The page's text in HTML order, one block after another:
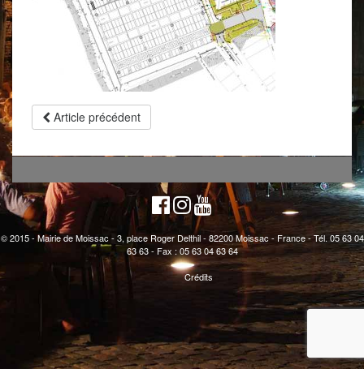
Article précédent
© 2015 - Mairie de Moissac - 3, place Roger Delthil - 82200 Moissac - France - Tél. 05 63 04
63 63 - Fax : 05 63 04 63 64
Crédits